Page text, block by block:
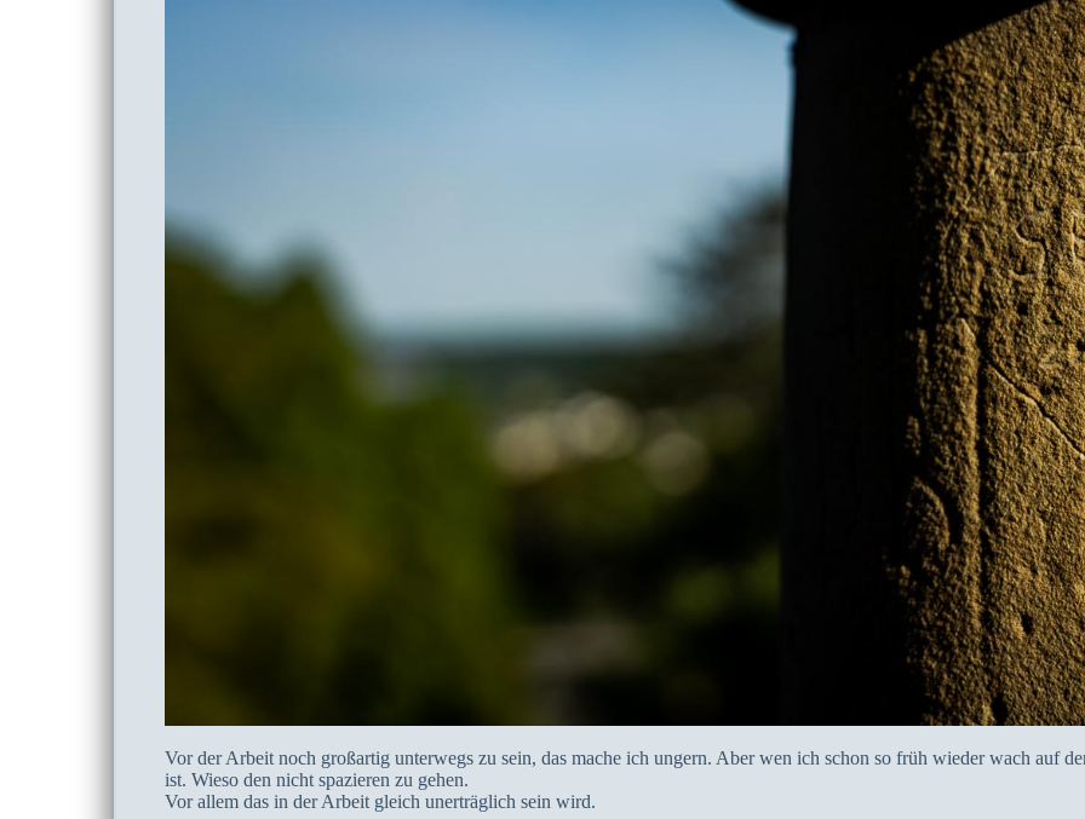
Vor der Arbeit noch großartig unterwegs zu sein, das mache ich ungern. Aber wen ich schon so früh wieder wach auf
ist. Wieso den nicht spazieren zu gehen.
Vor allem das in der Arbeit gleich unerträglich sein wird.